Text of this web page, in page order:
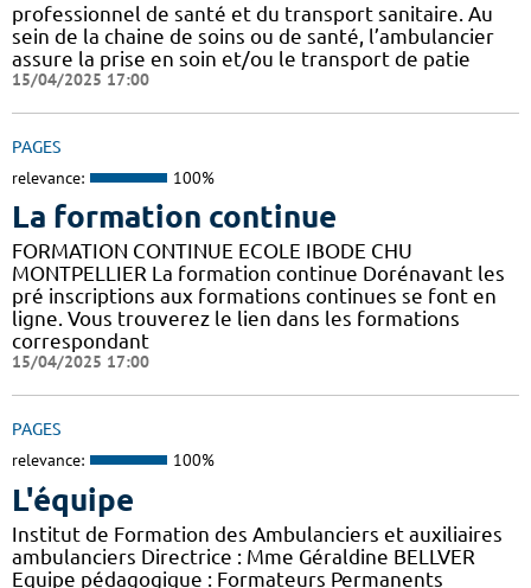
professionnel de santé et du transport sanitaire. Au
sein de la chaine de soins ou de santé, l’ambulancier
assure la prise en soin et/ou le transport de patie
15/04/2025 17:00
PAGES
relevance: 100%
La formation continue
FORMATION CONTINUE ECOLE IBODE CHU
MONTPELLIER La formation continue Dorénavant les
pré inscriptions aux formations continues se font en
ligne. Vous trouverez le lien dans les formations
correspondant
15/04/2025 17:00
PAGES
relevance: 100%
L'équipe
Institut de Formation des Ambulanciers et auxiliaires
ambulanciers Directrice : Mme Géraldine BELLVER
Equipe pédagogique : Formateurs Permanents